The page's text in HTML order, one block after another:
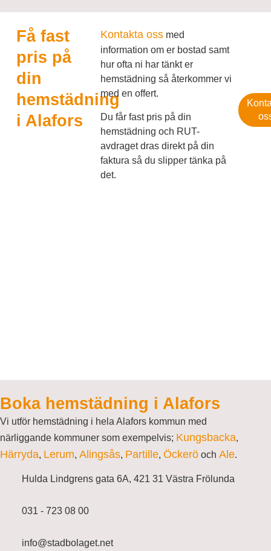
Få fast
pris på
din
hemstädning
i Alafors
Kontakta oss med
information om er bostad samt
hur ofta ni har tänkt er
hemstädning så återkommer vi
med en offert.
Du får fast pris på din
hemstädning och RUT-
avdraget dras direkt på din
faktura så du slipper tänka på
det.
Boka hemstädning i Alafors
Vi utför hemstädning i hela Alafors kommun med
närliggande kommuner som exempelvis; Kungsbacka,
Härryda, Lerum, Alingsås, Partille, Öckerö och Ale.
Hulda Lindgrens gata 6A, 421 31 Västra Frölunda
031 - 723 08 00
info@stadbolaget.net